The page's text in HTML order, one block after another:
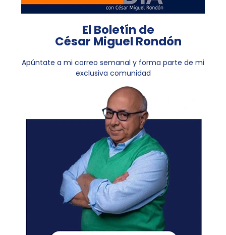
El Boletín de
César Miguel Rondón
Apúntate a mi correo semanal y forma parte de mi
exclusiva comunidad